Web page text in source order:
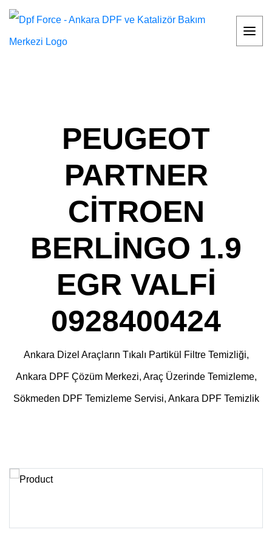
PEUGEOT
PARTNER
CİTROEN
BERLİNGO 1.9
EGR VALFİ
0928400424
Ankara Dizel Araçların Tıkalı Partikül Filtre Temizliği,
Ankara DPF Çözüm Merkezi, Araç Üzerinde Temizleme,
Sökmeden DPF Temizleme Servisi, Ankara DPF Temizlik